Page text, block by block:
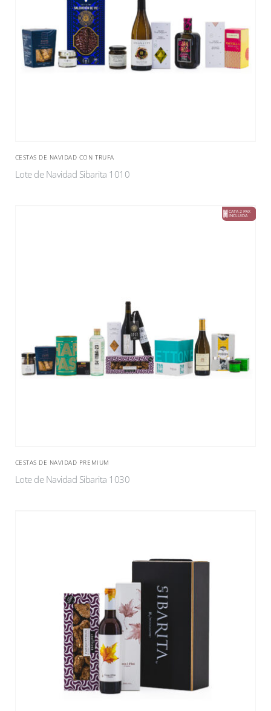
CESTAS DE NAVIDAD CON TRUFA
Lote de Navidad Sibarita 1010
CESTAS DE NAVIDAD PREMIUM
Lote de Navidad Sibarita 1030